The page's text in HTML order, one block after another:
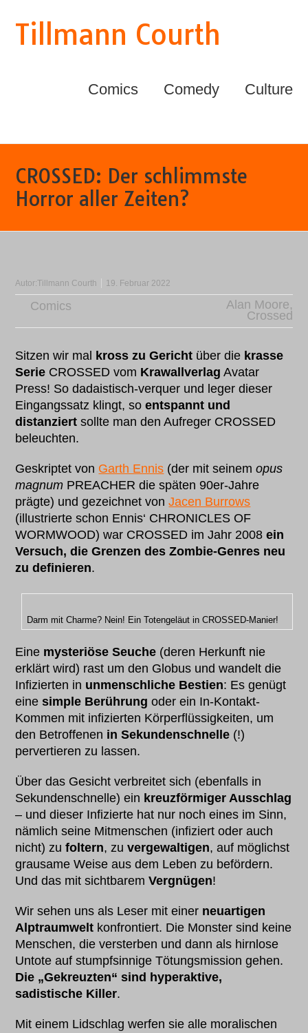
Tillmann Courth
Comics Comedy Culture
CROSSED: Der schlimmste
Horror aller Zeiten?
Autor:Tillmann Courth 19. Februar 2022
Comics Alan Moore,
Crossed
Sitzen wir mal kross zu Gericht über die krasse
Serie CROSSED vom Krawallverlag Avatar
Press! So dadaistisch-verquer und leger dieser
Eingangssatz klingt, soentspannt und
distanziert sollte man den Aufreger CROSSED
beleuchten.
Geskriptet von Garth Ennis (der mit seinemopus
magnum PREACHER die späten 90er-Jahre
prägte) und gezeichnet vonJacen Burrows
(illustrierte schon Ennis‘ CHRONICLES OF
WORMWOOD) war CROSSED im Jahr 2008ein
Versuch, die Grenzen des Zombie-Genres neu
zu definieren.
Darm mit Charme? Nein! Ein Totengeläut in CROSSED-Manier!
Eine mysteriöse Seuche (deren Herkunft nie
erklärt wird) rast um den Globus und wandelt die
Infizierten in unmenschliche Bestien: Es genügt
einesimple Berührung oder ein In-Kontakt-
Kommen mit infizierten Körperflüssigkeiten, um
den Betroffenen in Sekundenschnelle (!)
pervertieren zu lassen.
Über das Gesicht verbreitet sich (ebenfalls in
Sekundenschnelle) ein kreuzförmiger Ausschlag
– und dieser Infizierte hat nur noch eines im Sinn,
nämlich seine Mitmenschen (infiziert oder auch
nicht) zufoltern, zuvergewaltigen, auf möglichst
grausame Weise aus dem Leben zu befördern.
Und das mit sichtbaremVergnügen!
Wir sehen uns als Leser mit einer neuartigen
Alptraumwelt konfrontiert. Die Monster sind keine
Menschen, die versterben und dann als hirnlose
Untote auf stumpfsinnige Tötungsmission gehen.
Die „Gekreuzten“ sind hyperaktive,
sadistische Killer.
Mit einem Lidschlag werfen sie alle moralischen